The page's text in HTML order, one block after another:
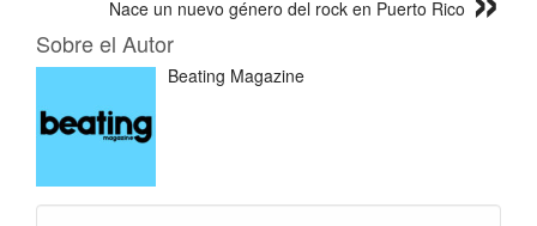
Nace un nuevo género del rock en Puerto Rico
Sobre el Autor
Beating Magazine